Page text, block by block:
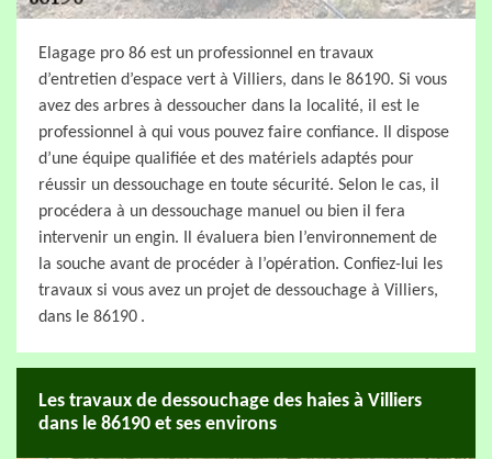
Elagage pro 86 est un professionnel en travaux
d’entretien d’espace vert à Villiers, dans le 86190. Si vous
avez des arbres à dessoucher dans la localité, il est le
professionnel à qui vous pouvez faire confiance. Il dispose
d’une équipe qualifiée et des matériels adaptés pour
réussir un dessouchage en toute sécurité. Selon le cas, il
procédera à un dessouchage manuel ou bien il fera
intervenir un engin. Il évaluera bien l’environnement de
la souche avant de procéder à l’opération. Confiez-lui les
travaux si vous avez un projet de dessouchage à Villiers,
dans le 86190 .
Les travaux de dessouchage des haies à Villiers
dans le 86190 et ses environs